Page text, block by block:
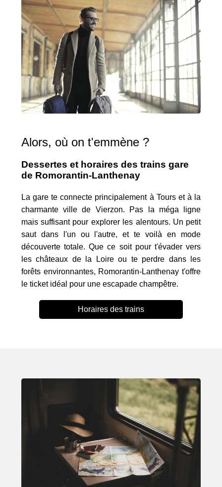
Alors, où on t'emmène ?
Dessertes et horaires des trains gare
de Romorantin-Lanthenay
La gare te connecte principalement à Tours et à la
charmante ville de Vierzon. Pas la méga ligne
mais suffisant pour explorer les alentours. Un petit
saut dans l'un ou l'autre, et te voilà en mode
découverte totale. Que ce soit pour t'évader vers
les châteaux de la Loire ou te perdre dans les
forêts environnantes, Romorantin-Lanthenay t'offre
le ticket idéal pour une escapade champêtre.
Horaires des trains